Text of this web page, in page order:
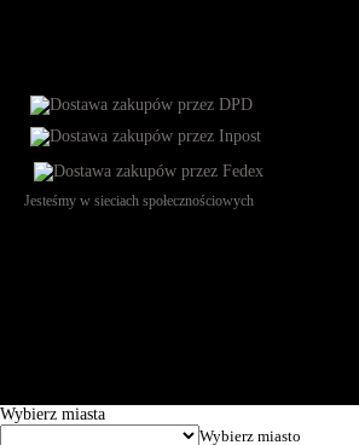
Jesteśmy w sieciach społecznościowych
Wybierz miasta